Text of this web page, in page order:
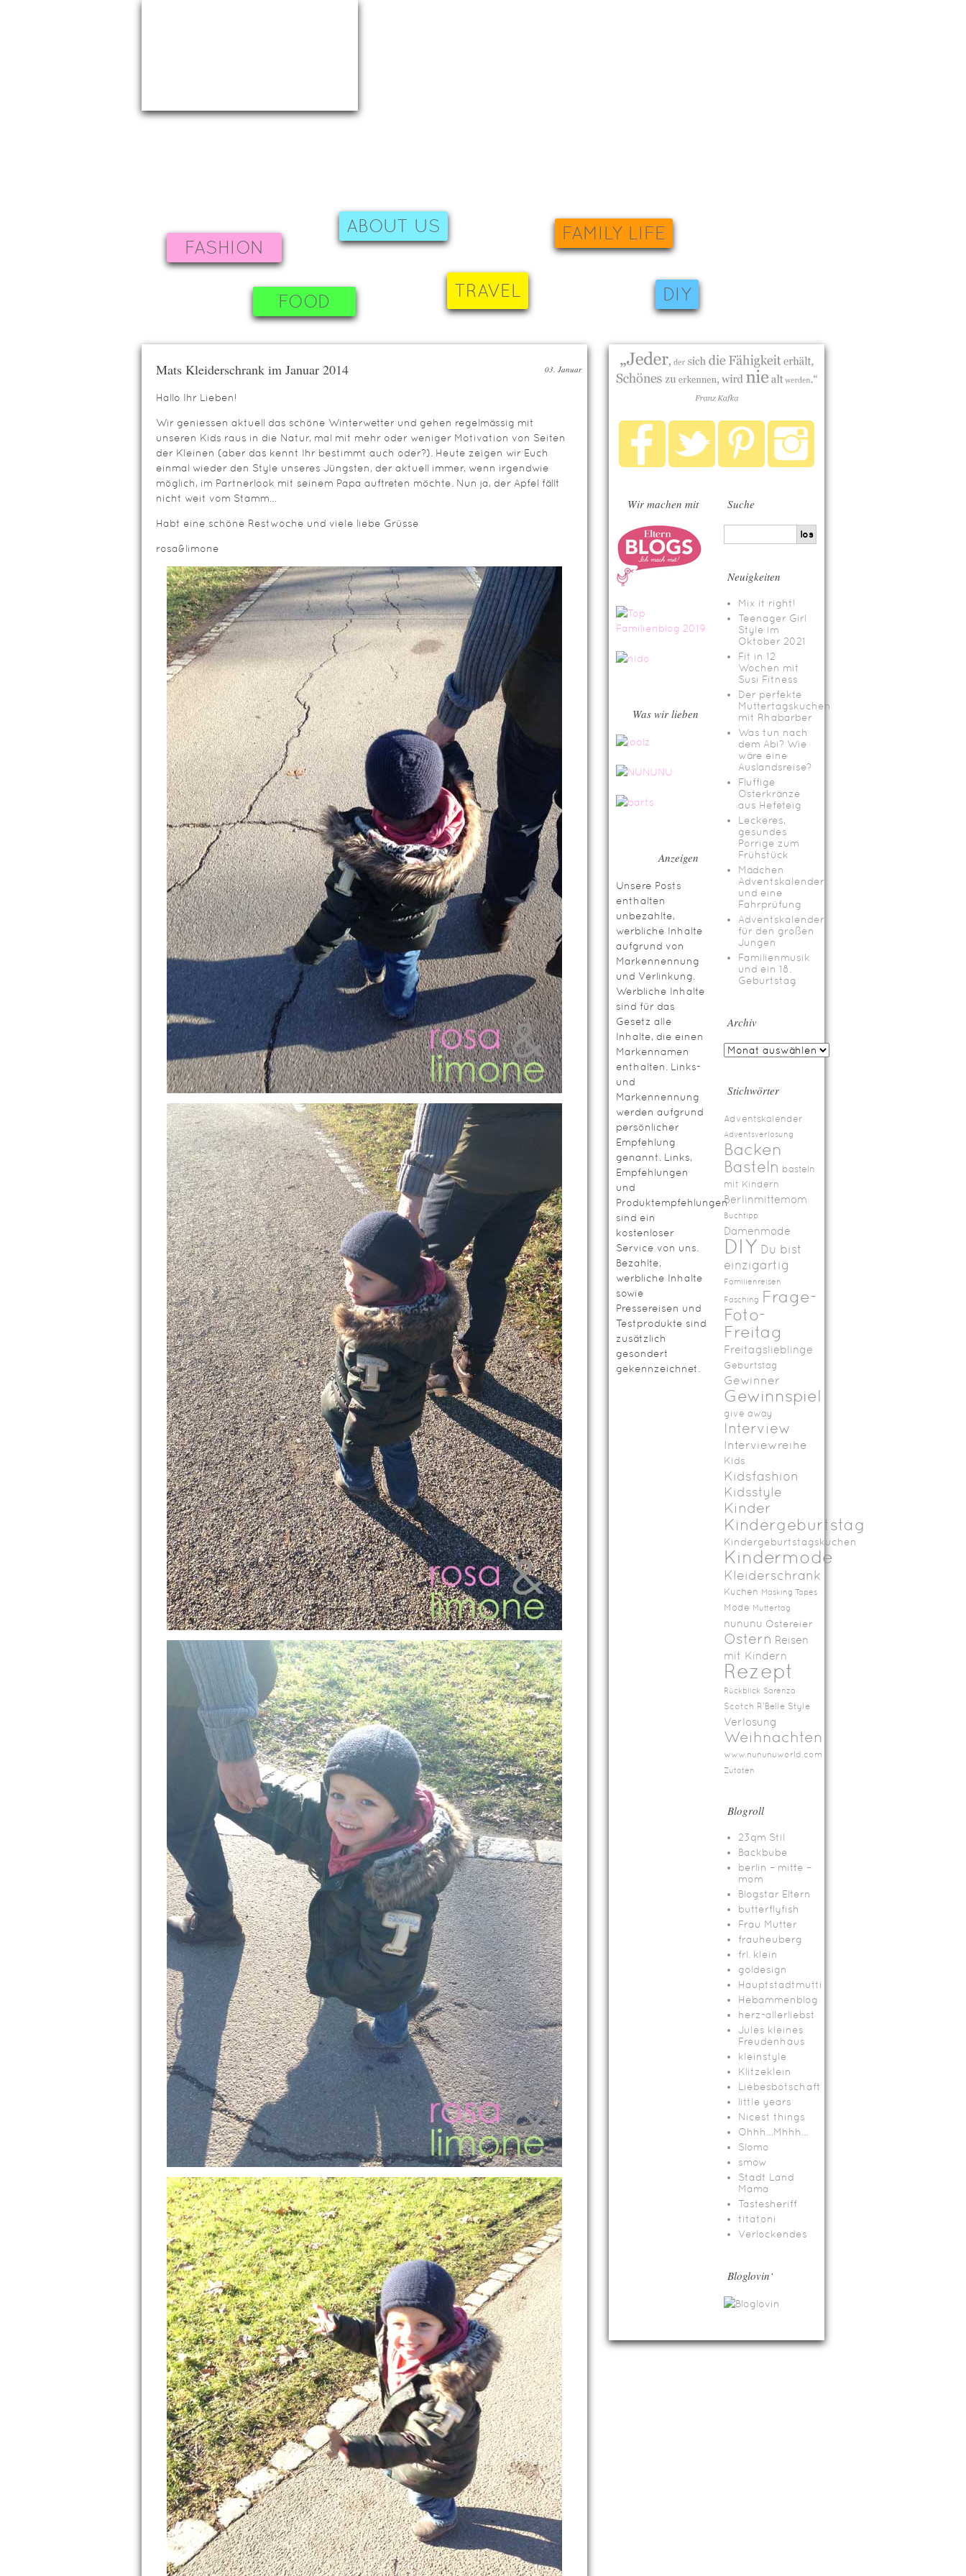
FASHION
FOOD
TRAVEL DIY
ABOUT US FAMILY LIFE
Mats Kleiderschrank im Januar 2014 03. Januar
Hallo Ihr Lieben!
Wir geniessen aktuell das schöne Winterwetter und gehen regelmässig mit
unseren Kids raus in die Natur, mal mit mehr oder weniger Motivation von Seiten
der Kleinen (aber das kennt Ihr bestimmt auch oder?). Heute zeigen wir Euch
einmal wieder den Style unseres Jüngsten, der aktuell immer, wenn irgendwie
möglich, im Partnerlook mit seinem Papa auftreten möchte. Nun ja, der Apfel fällt
nicht weit vom Stamm…
Habt eine schöne Restwoche und viele liebe Grüsse
rosa&limone
Wir machen mit
Was wir lieben
Anzeigen
Unsere Posts
enthalten
unbezahlte,
werbliche Inhalte
aufgrund von
Markennennung
und Verlinkung.
Werbliche Inhalte
sind für das
Gesetz alle
Inhalte, die einen
Markennamen
enthalten. Links-
und
Markennennung
werden aufgrund
persönlicher
Empfehlung
genannt. Links,
Empfehlungen
und
Produktempfehlungen
sind ein
kostenloser
Service von uns.
Bezahlte,
werbliche Inhalte
sowie
Pressereisen und
Testprodukte sind
zusätzlich
gesondert
gekennzeichnet.
Suche
Neuigkeiten
Mix it right!
Teenager Girl
Style im
Oktober 2021
Fit in 12
Wochen mit
Susi Fitness
Der perfekte
Muttertagskuchen
mit Rhabarber
Was tun nach
dem Abi? Wie
wäre eine
Auslandsreise?
Fluffige
Osterkränze
aus Hefeteig
Leckeres,
gesundes
Porrige zum
Frühstück
Mädchen
Adventskalender
und eine
Fahrprüfung
Adventskalender
für den großen
Jungen
Familienmusik
und ein 18.
Geburtstag
Archiv
Stichwörter
Adventskalender
Adventsverlosung
Backen
Basteln basteln
mit Kindern
Berlinmittemom
Buchtipp
Damenmode
DIY Du bist
einzigartig
Familienreisen
Fasching Frage-
Foto-
Freitag
Freitagslieblinge
Geburtstag
Gewinner
Gewinnspiel
give away
Interview
Interviewreihe
Kids
Kidsfashion
Kidsstyle
Kinder
Kindergeburtstag
Kindergeburtstagskuchen
Kindermode
Kleiderschrank
Kuchen Masking Tapes
Mode Muttertag
nununu Ostereier
Ostern Reisen
mit Kindern
Rezept
Rückblick Sarenza
Scotch R'Belle Style
Verlosung
Weihnachten
www.nununuworld.com
Zutaten
Blogroll
23qm Stil
Backbube
berlin – mitte –
mom
Blogstar Eltern
butterflyfish
Frau Mutter
frauheuberg
frl. klein
goldesign
Hauptstadtmutti
Hebammenblog
herz-allerliebst
Jules kleines
Freudenhaus
kleinstyle
Klitzeklein
Liebesbotschaft
little years
Nicest things
Ohhh…Mhhh…
Slomo
smow
Stadt Land
Mama
Tastesheriff
titatoni
Verlockendes
Bloglovin‘